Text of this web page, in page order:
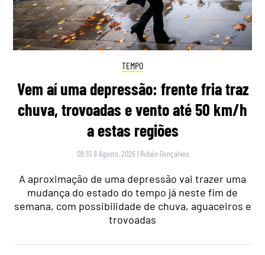
TEMPO
Vem aí uma depressão: frente fria traz
chuva, trovoadas e vento até 50 km/h
a estas regiões
09:10 8 Agosto, 2026 | Rubén Gonçalves
A aproximação de uma depressão vai trazer uma
mudança do estado do tempo já neste fim de
semana, com possibilidade de chuva, aguaceiros e
trovoadas